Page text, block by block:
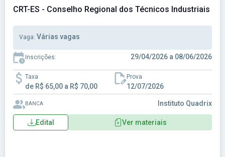
CRT-ES - Conselho Regional dos Técnicos Industriais do
Vaga: Várias vagas
Inscrições: 29/04/2026 a 08/06/2026
Taxa
de R$ 65,00 a R$ 70,00
Prova
12/07/2026
BANCA Instituto Quadrix
Edital Ver materiais